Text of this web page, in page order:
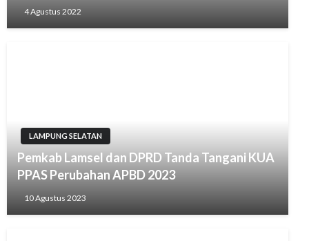
4 Agustus 2022
LAMPUNG SELATAN
Pemkab Lamsel dan DPRD Tanda Tangani KUA
PPAS Perubahan APBD 2023
10 Agustus 2023